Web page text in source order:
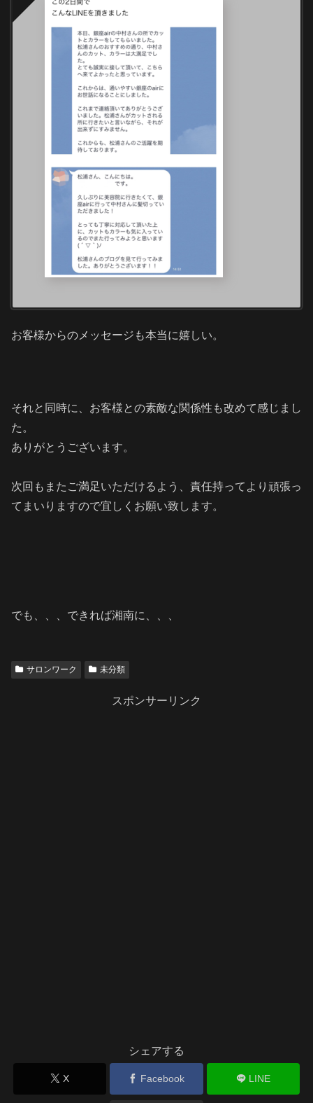
お客様からのメッセージも本当に嬉しい。
それと同時に、お客様との素敵な関係性も改めて感じまし
た。
ありがとうございます。
次回もまたご満足いただけるよう、責任持ってより頑張っ
てまいりますので宜しくお願い致します。
でも、、、できれば湘南に、、、
サロンワーク 未分類
スポンサーリンク
シェアする
X Facebook LINE